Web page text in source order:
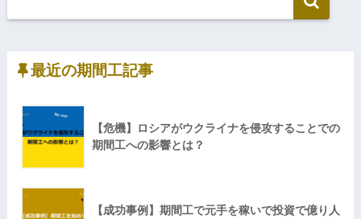
最近の期間工記事
【危機】ロシアがウクライナを侵攻することでの
期間工への影響とは？
【成功事例】期間工で元手を稼いで投資で億り人